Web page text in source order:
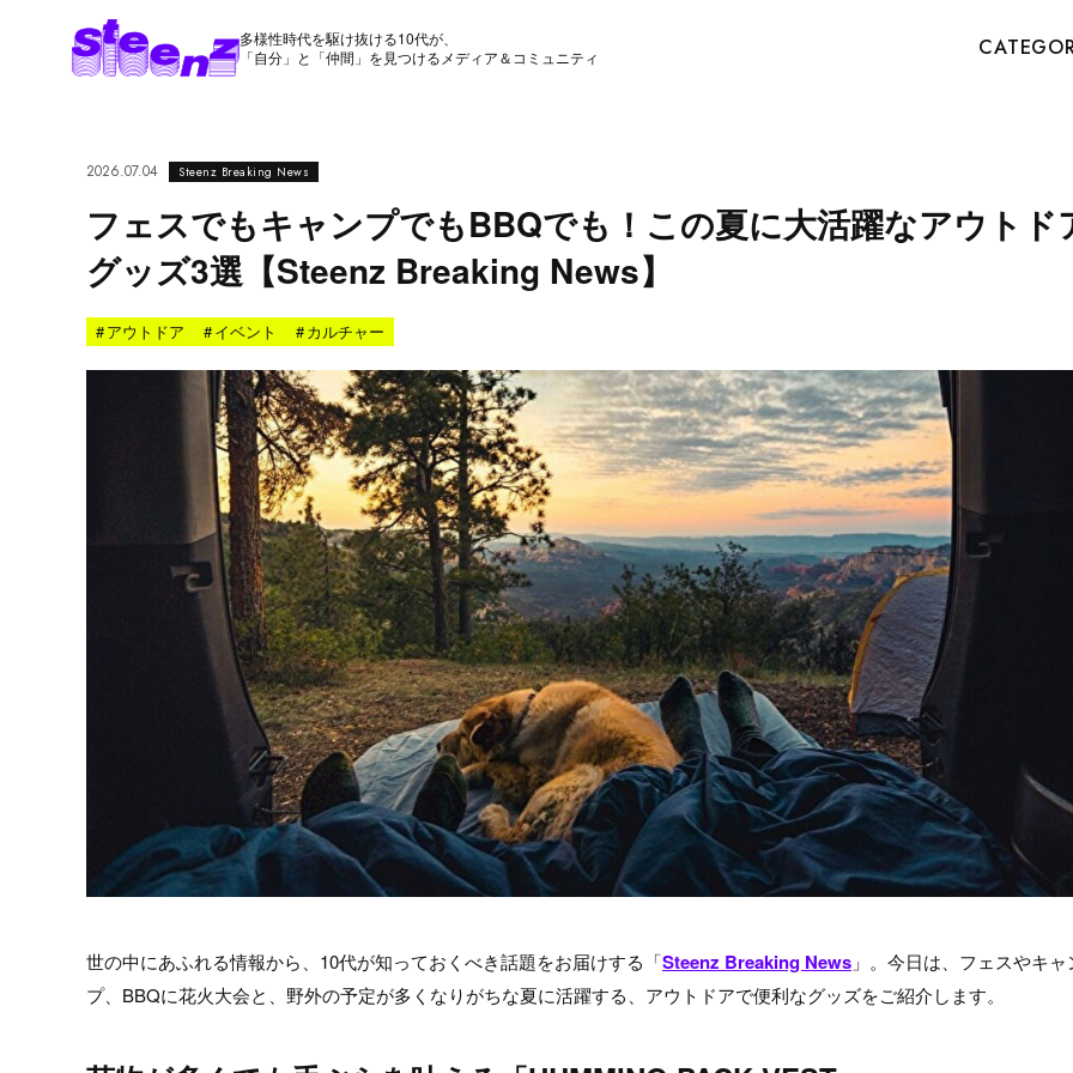
多様性時代を駆け抜ける10代が、
「自分」と「仲間」を見つけるメディア＆コミュニティ
2026.07.04 Steenz Breaking News
フェスでもキャンプでもBBQでも！この夏に大活躍なアウトド
グッズ3選【Steenz Breaking News】
#アウトドア #イベント #カルチャー
世の中にあふれる情報から、10代が知っておくべき話題をお届けする「Steenz Breaking News 」。今日は、フェスやキャ
プ、BBQに花火大会と、野外の予定が多くなりがちな夏に活躍する、アウトドアで便利なグッズをご紹介します。